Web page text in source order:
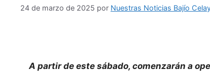
24 de marzo de 2025 por Nuestras Noticias Bajío
A partir de este sábado, comenzarán a